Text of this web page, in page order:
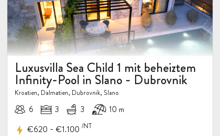
Luxusvilla Sea Child 1 mit beheiztem
Infinity-Pool in Slano - Dubrovnik
Kroatien, Dalmatien, Dubrovnik, Slano
6 3 3 10 m
€620 - €1.100 /NT